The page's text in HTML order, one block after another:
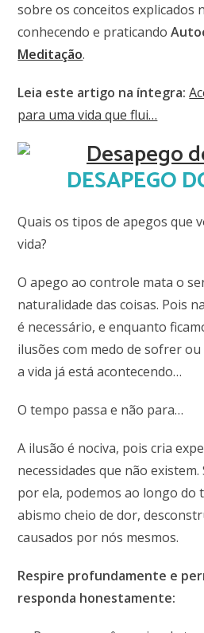
sobre os conceitos explicados
conhecendo e praticando
Meditação.
Leia este artigo na íntegra:
para uma vida que flui…
DESAPEGO
Quais os tipos de apegos que
vida?
O apego ao controle mata o
naturalidade das coisas. Pois
é necessário, e enquanto
ilusões com medo de sofrer
a vida já está acontecendo…
O tempo passa e não para…
A ilusão é nociva, pois cria
necessidades que não
por ela, podemos ao longo do
abismo cheio de dor,
causados por nós mesmos.
Respire profundamente e
responda honestamente: